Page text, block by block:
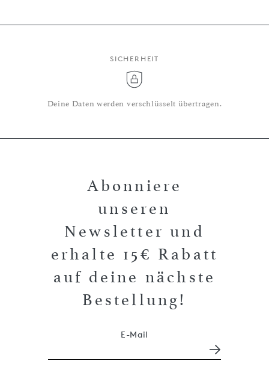
SICHERHEIT
Deine Daten werden verschlüsselt übertragen.
Abonniere
unseren
Newsletter und
erhalte 15€ Rabatt
auf deine nächste
Bestellung!
E-Mail